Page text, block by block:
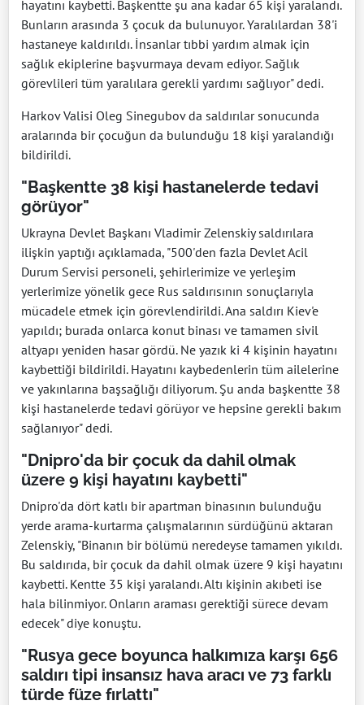
hayatını kaybetti. Başkentte şu ana kadar 65 kişi yaralandı.
Bunların arasında 3 çocuk da bulunuyor. Yaralılardan 38'i
hastaneye kaldırıldı. İnsanlar tıbbi yardım almak için
sağlık ekiplerine başvurmaya devam ediyor. Sağlık
görevlileri tüm yaralılara gerekli yardımı sağlıyor" dedi.
Harkov Valisi Oleg Sinegubov da saldırılar sonucunda
aralarında bir çocuğun da bulunduğu 18 kişi yaralandığı
bildirildi.
"Başkentte 38 kişi hastanelerde tedavi
görüyor"
Ukrayna Devlet Başkanı Vladimir Zelenskiy saldırılara
ilişkin yaptığı açıklamada, "500'den fazla Devlet Acil
Durum Servisi personeli, şehirlerimize ve yerleşim
yerlerimize yönelik gece Rus saldırısının sonuçlarıyla
mücadele etmek için görevlendirildi. Ana saldırı Kiev'e
yapıldı; burada onlarca konut binası ve tamamen sivil
altyapı yeniden hasar gördü. Ne yazık ki 4 kişinin hayatını
kaybettiği bildirildi. Hayatını kaybedenlerin tüm ailelerine
ve yakınlarına başsağlığı diliyorum. Şu anda başkentte 38
kişi hastanelerde tedavi görüyor ve hepsine gerekli bakım
sağlanıyor" dedi.
"Dnipro'da bir çocuk da dahil olmak
üzere 9 kişi hayatını kaybetti"
Dnipro'da dört katlı bir apartman binasının bulunduğu
yerde arama-kurtarma çalışmalarının sürdüğünü aktaran
Zelenskiy, "Binanın bir bölümü neredeyse tamamen yıkıldı.
Bu saldırıda, bir çocuk da dahil olmak üzere 9 kişi hayatını
kaybetti. Kentte 35 kişi yaralandı. Altı kişinin akıbeti ise
hala bilinmiyor. Onların araması gerektiği sürece devam
edecek" diye konuştu.
"Rusya gece boyunca halkımıza karşı 656
saldırı tipi insansız hava aracı ve 73 farklı
türde füze fırlattı"